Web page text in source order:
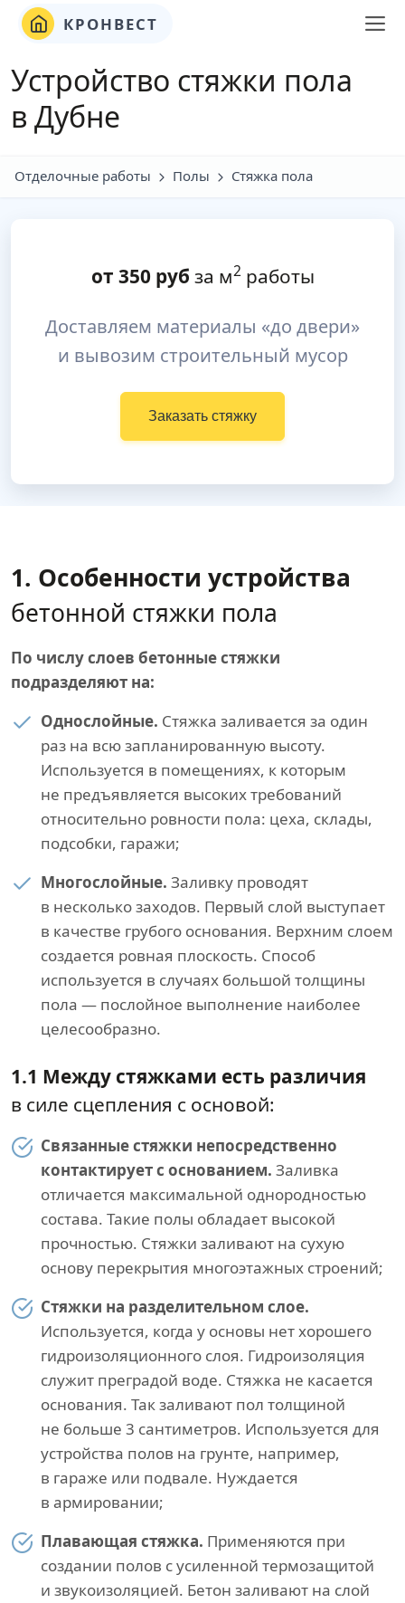
КРОНВЕСТ
Устройство стяжки пола
в Дубне
Отделочные работы Полы Стяжка пола
от 350руб за м2работы
Доставляем материалы «до двери»
и вывозим строительный мусор
Заказать стяжку
1. Особенности устройства
бетонной стяжки пола
По числу слоев бетонные стяжки
подразделяют на:
Однослойные. Стяжка заливается за один
раз на всю запланированную высоту.
Используется в помещениях, к которым
не предъявляется высоких требований
относительно ровности пола: цеха, склады,
подсобки, гаражи;
Многослойные. Заливку проводят
в несколько заходов. Первый слой выступает
в качестве грубого основания. Верхним слоем
создается ровная плоскость. Способ
используется в случаях большой толщины
пола — послойное выполнение наиболее
целесообразно.
1.1 Между стяжками есть различия
в силе сцепления с основой:
Связанные стяжки непосредственно
контактирует с основанием. Заливка
отличается максимальной однородностью
состава. Такие полы обладает высокой
прочностью. Стяжки заливают на сухую
основу перекрытия многоэтажных строений;
Стяжки на разделительном слое.
Используется, когда у основы нет хорошего
гидроизоляционного слоя. Гидроизоляция
служит преградой воде. Стяжка не касается
основания. Так заливают пол толщиной
не больше 3 сантиметров. Используется для
устройства полов на грунте, например,
в гараже или подвале. Нуждается
в армировании;
Плавающая стяжка. Применяются при
создании полов с усиленной термозащитой
и звукоизоляцией. Бетон заливают на слой